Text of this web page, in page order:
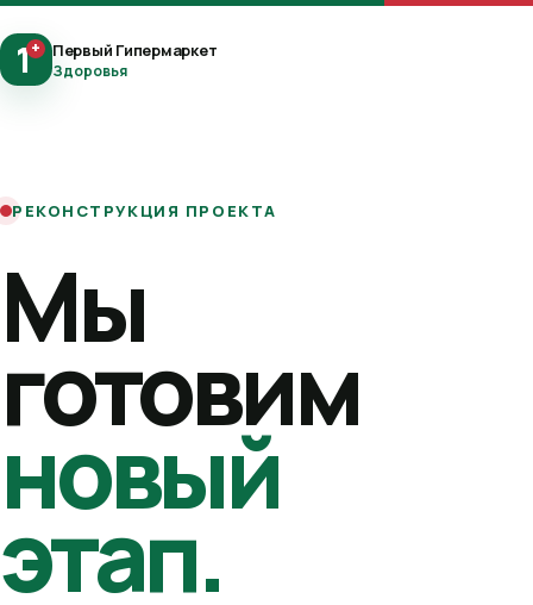
1+ Первый Гипермаркет
Здоровья
РЕКОНСТРУКЦИЯ ПРОЕКТА
Мы
готовим
новый
этап.